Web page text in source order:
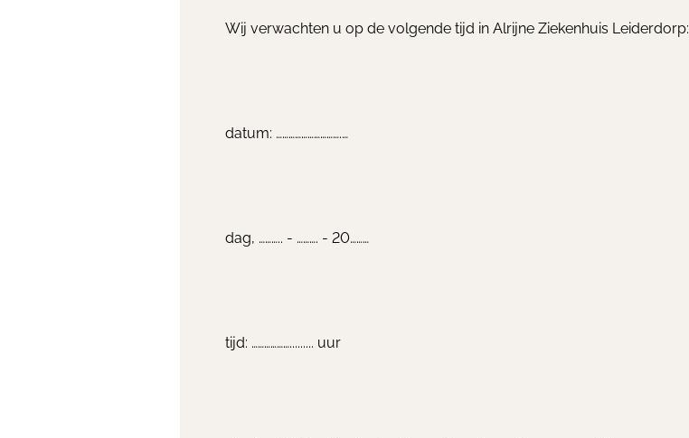
Wij verwachten u op de volgende tijd in Alrijne Ziekenhuis Leiderdorp:
datum: ………………………….…
dag, ……….. - ………. - 20………
tijd: ………………......... uur